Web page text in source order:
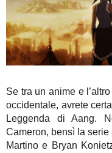
Se tra un anime e
occidentale, avrete
Leggenda di Aang.
Cameron, bensì la
Martino e Bryan